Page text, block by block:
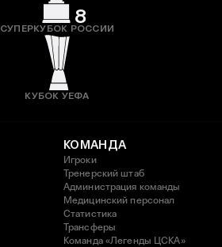
8
СУПЕРКУБОК РОССИИ
КУБОК УЕФА
КОМАНДА
Игроки
Тренерский штаб
Администрация команды
Медицинский персонал
Статистика
Трансферы
Команда «Легенды ЦСКА»